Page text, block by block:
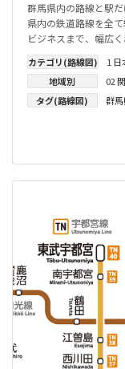
群馬県内の路線と駅だ
県内の鉄道路線を全
ビジネスまで、幅広く
カテゴリ(路線図) 1
地域別
02
タグ(路線図)
群